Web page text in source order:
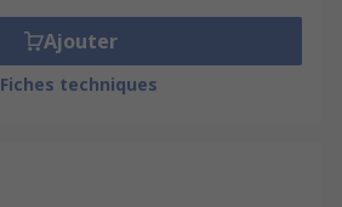
Ajouter
Fiches techniques